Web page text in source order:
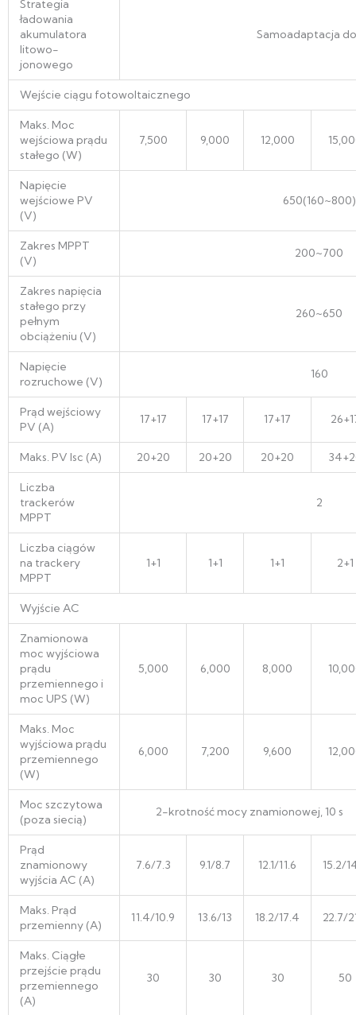
Strategia
ładowania
akumulatora
litowo-
jonowego
Samoadaptacja
Wejście ciągu fotowoltaicznego
Maks. Moc
wejściowa prądu
stałego (W)
7,500 9,000 12,000
Napięcie
wejściowe PV
(V)
650(160~800)
Zakres MPPT
(V)
200~700
Zakres napięcia
stałego przy
pełnym
obciążeniu (V)
260~650
Napięcie
rozruchowe (V)
160
Prąd wejściowy
PV (A)
17+17 17+17 17+17
Maks. PV Isc (A) 20+20 20+20 20+20
Liczba
trackerów
MPPT
2
Liczba ciągów
na trackery
MPPT
1+1 1+1 1+1 2+1
Wyjście AC
Znamionowa
moc wyjściowa
prądu
przemiennego i
moc UPS (W)
5,000 6,000 8,000
Maks. Moc
wyjściowa prądu
przemiennego
(W)
6,000 7,200 9,600
Moc szczytowa
(poza siecią)
2-krotność mocy znamionowej, 10 s
Prąd
znamionowy
wyjścia AC (A)
7.6/7.3 9.1/8.7 12.1/11.6 15.2/
Maks. Prąd
przemienny (A)
11.4/10.9 13.6/13 18.2/17.4 22.7/
Maks. Ciągłe
przejście prądu
przemiennego
(A)
30 30 30 50